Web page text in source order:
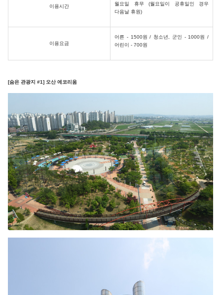
이용시간
월요일 휴무 (월요일이 공휴일인 경우
다음날 휴원)
이용요금
어른 - 1500원 / 청소년, 군인 - 1000원 /
어린이 - 700원
[숨은 관광지 #1] 오산 에코리움